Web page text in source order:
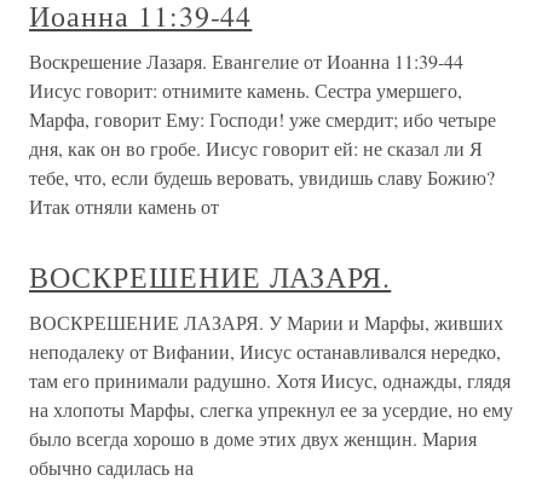
Иоанна 11:39-44
Воскрешение Лазаря. Евангелие от Иоанна 11:39-44
Иисус говорит: отнимите камень. Сестра умершего,
Марфа, говорит Ему: Господи! уже смердит; ибо четыре
дня, как он во гробе. Иисус говорит ей: не сказал ли Я
тебе, что, если будешь веровать, увидишь славу Божию?
Итак отняли камень от
ВОСКРЕШЕНИЕ ЛАЗАРЯ.
ВОСКРЕШЕНИЕ ЛАЗАРЯ. У Марии и Марфы, живших
неподалеку от Вифании, Иисус останавливался нередко,
там его принимали радушно. Хотя Иисус, однажды, глядя
на хлопоты Марфы, слегка упрекнул ее за усердие, но ему
было всегда хорошо в доме этих двух женщин. Мария
обычно садилась на